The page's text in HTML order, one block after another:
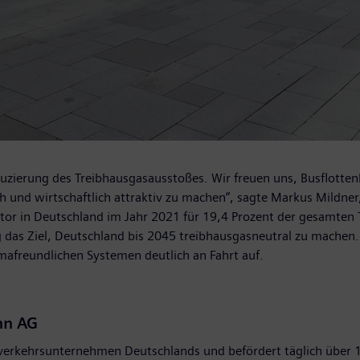
des Treibhausgasausstoßes. Wir freuen uns,
wirtschaftlich attraktiv zu machen“, sagte Markus
in Deutschland im Jahr 2021 für 19,4 Prozent der
Ziel, Deutschland bis 2045 treibhausgasneutral zu
Systemen deutlich an Fahrt auf.
AG
Deutschlands und befördert täglich über